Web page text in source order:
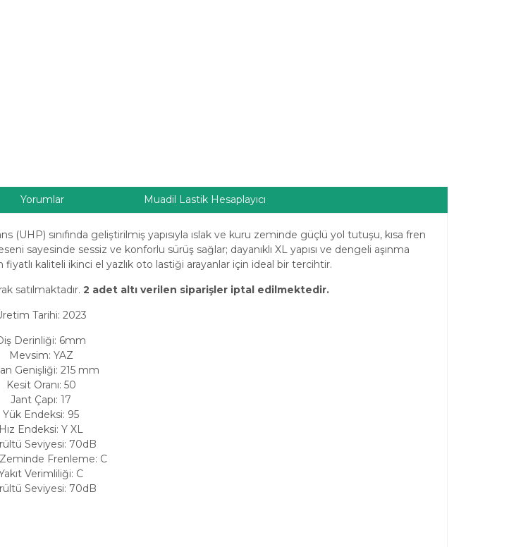
Yorumlar Muadil Lastik Hesaplayıcı
(UHP) sınıfında geliştirilmiş yapısıyla ıslak ve kuru zeminde güçlü yol tutuşu, kısa fren
sayesinde sessiz ve konforlu sürüş sağlar; dayanıklı XL yapısı ve dengeli aşınma
kaliteli ikinci el yazlık oto lastiği arayanlar için ideal bir tercihtir.
satılmaktadır. 2 adet altı verilen siparişler iptal edilmektedir.
Tarihi: 2023
Derinliği: 6mm
Mevsim: YAZ
Genişliği: 215 mm
Kesit Oranı: 50
Jant Çapı: 17
Yük Endeksi: 95
Hız Endeksi: Y XL
Seviyesi: 70dB
Frenleme: C
Verimliliği: C
Seviyesi: 70dB